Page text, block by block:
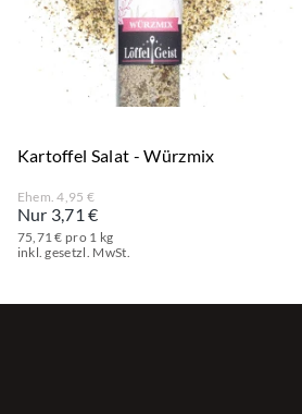
Kartoffel Salat - Würzmix
Ehem. 4,95 €
Nur 3,71 €
75,71 € pro 1 kg
inkl. gesetzl. MwSt.